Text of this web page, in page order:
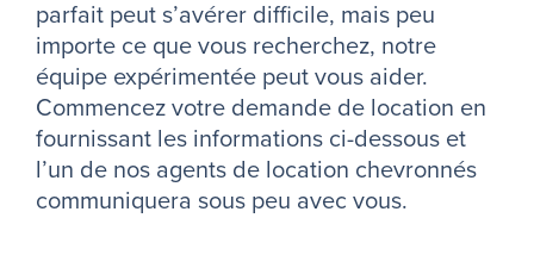
parfait peut s’avérer difficile, mais peu
importe ce que vous recherchez, notre
équipe expérimentée peut vous aider.
Commencez votre demande de location en
fournissant les informations ci-dessous et
l’un de nos agents de location chevronnés
communiquera sous peu avec vous.